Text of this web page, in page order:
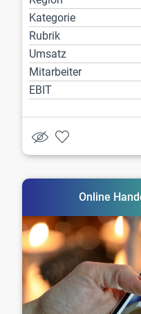
Kategorie
Rubrik
Umsatz
Mitarbeiter
EBIT
Online